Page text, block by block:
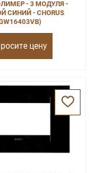
- 3 МОДУЛЯ -
СИНИЙ - CHORUS
цену